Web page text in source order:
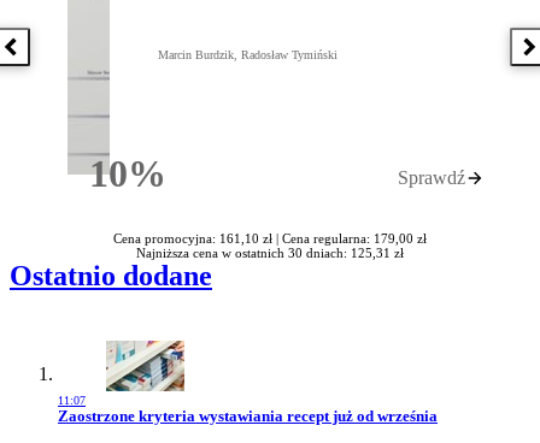
Poprzednia książka
10%Rabatu
Marcin Burdzik, Radosław Tymiński
Sprawdź
Cena promocyjna: 161,10 zł | Cena regularna: 179,00 zł
Najniższa cena w ostatnich 30 dniach: 125,31 zł
Ostatnio dodane
11:07
Przejdź do artykułu:
Zaostrzone kryteria wystawiania recept już od września